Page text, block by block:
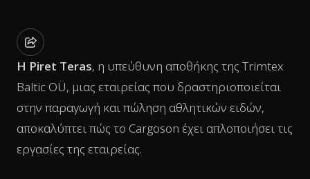
Η Piret Teras, η υπεύθυνη αποθήκης της Trimtex
Baltic OÜ, μιας εταιρείας που δραστηριοποιείται
στην παραγωγή και πώληση αθλητικών ειδών,
αποκαλύπτει πώς το Cargoson έχει απλοποιήσει τις
εργασίες της εταιρείας.